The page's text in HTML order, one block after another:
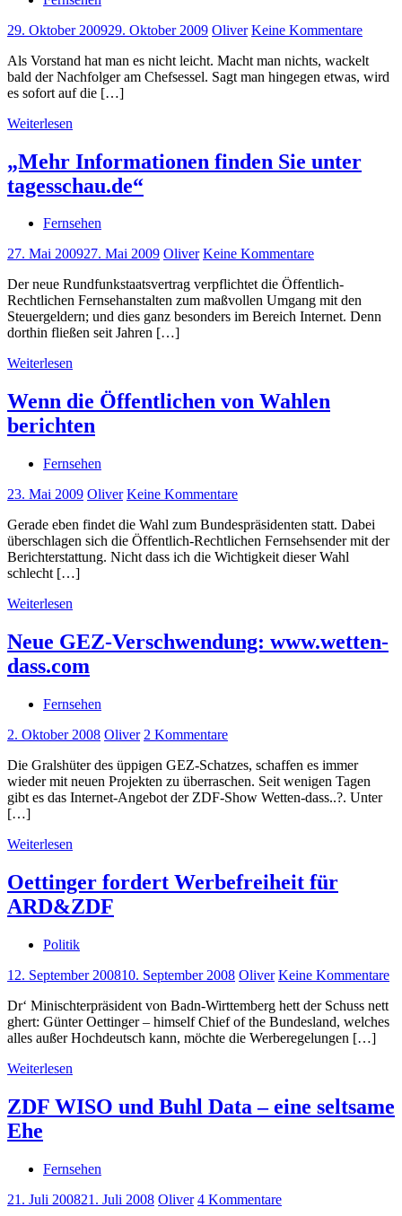
29. Oktober 200929. Oktober 2009 Oliver Keine Kommentare
Als Vorstand hat man es nicht leicht. Macht man nichts, wackelt
bald der Nachfolger am Chefsessel. Sagt man hingegen etwas, wird
es sofort auf die […]
Weiterlesen
„Mehr Informationen finden Sie unter
tagesschau.de“
Fernsehen
27. Mai 200927. Mai 2009 Oliver Keine Kommentare
Der neue Rundfunkstaatsvertrag verpflichtet die Öffentlich-
Rechtlichen Fernsehanstalten zum maßvollen Umgang mit den
Steuergeldern; und dies ganz besonders im Bereich Internet. Denn
dorthin fließen seit Jahren […]
Weiterlesen
Wenn die Öffentlichen von Wahlen
berichten
Fernsehen
23. Mai 2009 Oliver Keine Kommentare
Gerade eben findet die Wahl zum Bundespräsidenten statt. Dabei
überschlagen sich die Öffentlich-Rechtlichen Fernsehsender mit der
Berichterstattung. Nicht dass ich die Wichtigkeit dieser Wahl
schlecht […]
Weiterlesen
Neue GEZ-Verschwendung: www.wetten-
dass.com
Fernsehen
2. Oktober 2008 Oliver 2 Kommentare
Die Gralshüter des üppigen GEZ-Schatzes, schaffen es immer
wieder mit neuen Projekten zu überraschen. Seit wenigen Tagen
gibt es das Internet-Angebot der ZDF-Show Wetten-dass..?. Unter
[…]
Weiterlesen
Oettinger fordert Werbefreiheit für
ARD&ZDF
Politik
12. September 200810. September 2008 Oliver Keine Kommentare
Dr‘ Minischterpräsident von Badn-Wirttemberg hett der Schuss nett
ghert: Günter Oettinger – himself Chief of the Bundesland, welches
alles außer Hochdeutsch kann, möchte die Werberegelungen […]
Weiterlesen
ZDF WISO und Buhl Data – eine seltsame
Ehe
Fernsehen
21. Juli 200821. Juli 2008 Oliver 4 Kommentare